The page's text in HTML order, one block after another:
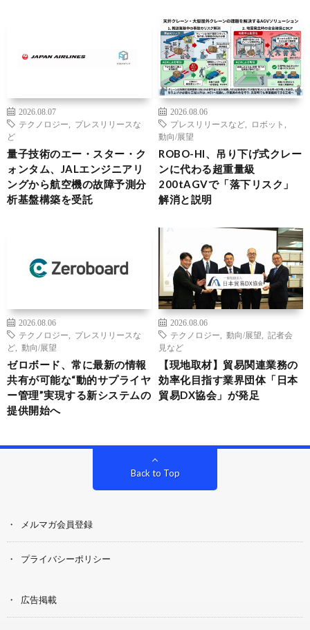
2026.08.07
テクノロジー
プレスリリースな
ど
量子技術のエー・スター・ク
ォンタム、JALエンジニアリ
ングから航空機の故障予測分
析基盤構築を受託
2026.08.06
プレスリリースなど
ロボット
動向/展望
ROBO-HI、吊り下げ式クレー
ンに代わる超重量級
200tAGVで「落下リスク」
解消と説明
2026.08.06
テクノロジー
プレスリリースな
ど
動向/展望
ゼロボード、常に最新の情報
共有が可能な“動的サプライヤ
ー管理”実現する新システムの
提供開始へ
2026.08.06
テクノロジー
動向/展望
記者会
見など
【現地取材】貿易関連業務の
効率化目指す業界団体「日本
貿易DX協会」が発足
Back to Top
メルマガ会員登録
プライバシーポリシー
広告掲載